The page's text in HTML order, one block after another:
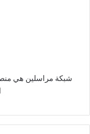
شبكة مراسلين هي منصة